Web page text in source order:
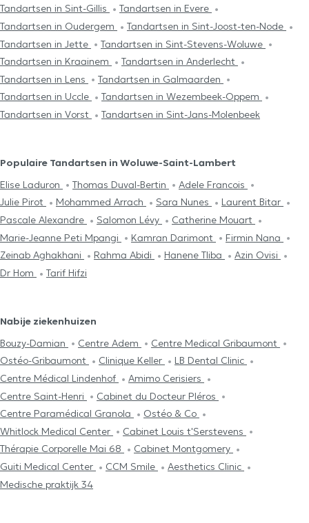
Tandartsen in Sint-Gillis
Tandartsen in Evere
Tandartsen in Oudergem
Tandartsen in Sint-Joost-ten-Node
Tandartsen in Jette
Tandartsen in Sint-Stevens-Woluwe
Tandartsen in Kraainem
Tandartsen in Anderlecht
Tandartsen in Lens
Tandartsen in Galmaarden
Tandartsen in Uccle
Tandartsen in Wezembeek-Oppem
Tandartsen in Vorst
Tandartsen in Sint-Jans-Molenbeek
Populaire Tandartsen in Woluwe-Saint-Lambert
Elise Laduron
Thomas Duval-Bertin
Adele Francois
Julie Pirot
Mohammed Arrach Sara Nunes
Laurent Bitar
Pascale Alexandre
Salomon Lévy
Catherine Mouart
Marie-Jeanne Peti Mpangi
Kamran Darimont
Firmin Nana
Zeinab Aghakhani
Rahma Abidi Hanene Tliba
Azin Ovisi
Dr Hom
Tarif Hifzi
Nabije ziekenhuizen
Bouzy-Damian
Centre Adem
Centre Medical Gribaumont
Ostéo-Gribaumont
Clinique Keller
LB Dental Clinic
Centre Médical Lindenhof
Amimo Cerisiers
Centre Saint-Henri
Cabinet du Docteur Pléros
Centre Paramédical Granola
Ostéo & Co
Whitlock Medical Center
Cabinet Louis t'Serstevens
Thérapie Corporelle Mai 68
Cabinet Montgomery
Guiti Medical Center
CCM Smile
Aesthetics Clinic
Medische praktijk 34